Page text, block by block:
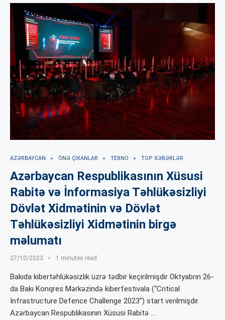
AZƏRBAYCAN ÖNƏ ÇIXANLAR TEXNO TOP XƏBƏRLƏR
Azərbaycan Respublikasının Xüsusi
Rabitə və İnformasiya Təhlükəsizliyi
Dövlət Xidmətinin və Dövlət
Təhlükəsizliyi Xidmətinin birgə
məlumatı
27/10/2023 1 minutes read
Bakıda kibertəhlükəsizlik üzrə tədbir keçirilmişdir Oktyabrın 26-
da Bakı Konqres Mərkəzində kiberfestivala (“Critical
Infrastructure Defence Challenge 2023”) start verilmişdir.
Azərbaycan Respublikasının Xüsusi Rabitə …